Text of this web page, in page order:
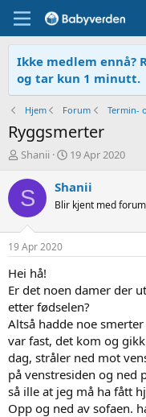
Ikke medlem ennå?
og tar kun 1 minutt.
Hjem Forum Termin-
Ryggsmerter
T
å
d
t
a
r
t
r
Shanii
O
p
e
e
19 Apr 2020
S Shanii
Blir kjent med
19 Apr 2020
Hei hå!
Er det noen damer der
etter fødselen?
Altså hadde noe
var fast, det kom og
dag, stråler ned mot
på venstresiden og ned
så ille at jeg må ha fått
Opp og ned av sofaen.